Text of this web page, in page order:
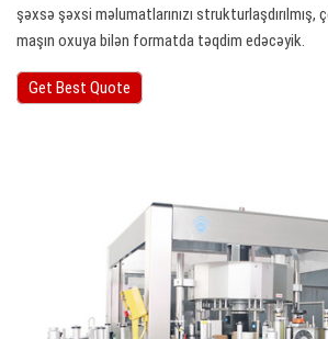
şəxsə şəxsi məlumatlarınızı
maşın oxuya bilən formatda təqdim edəcəyik.
Get Best Quote